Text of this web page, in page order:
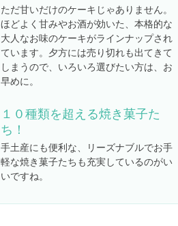
ただ甘いだけのケーキじゃありません。
ほどよく甘みやお酒が効いた、本格的な
大人なお味のケーキがラインナップされ
ています。夕方には売り切れも出てきて
しまうので、いろいろ選びたい方は、お
早めに。
１０種類を超える焼き菓子た
ち！
手土産にも便利な、リーズナブルでお手
軽な焼き菓子たちも充実しているのがい
いですね。